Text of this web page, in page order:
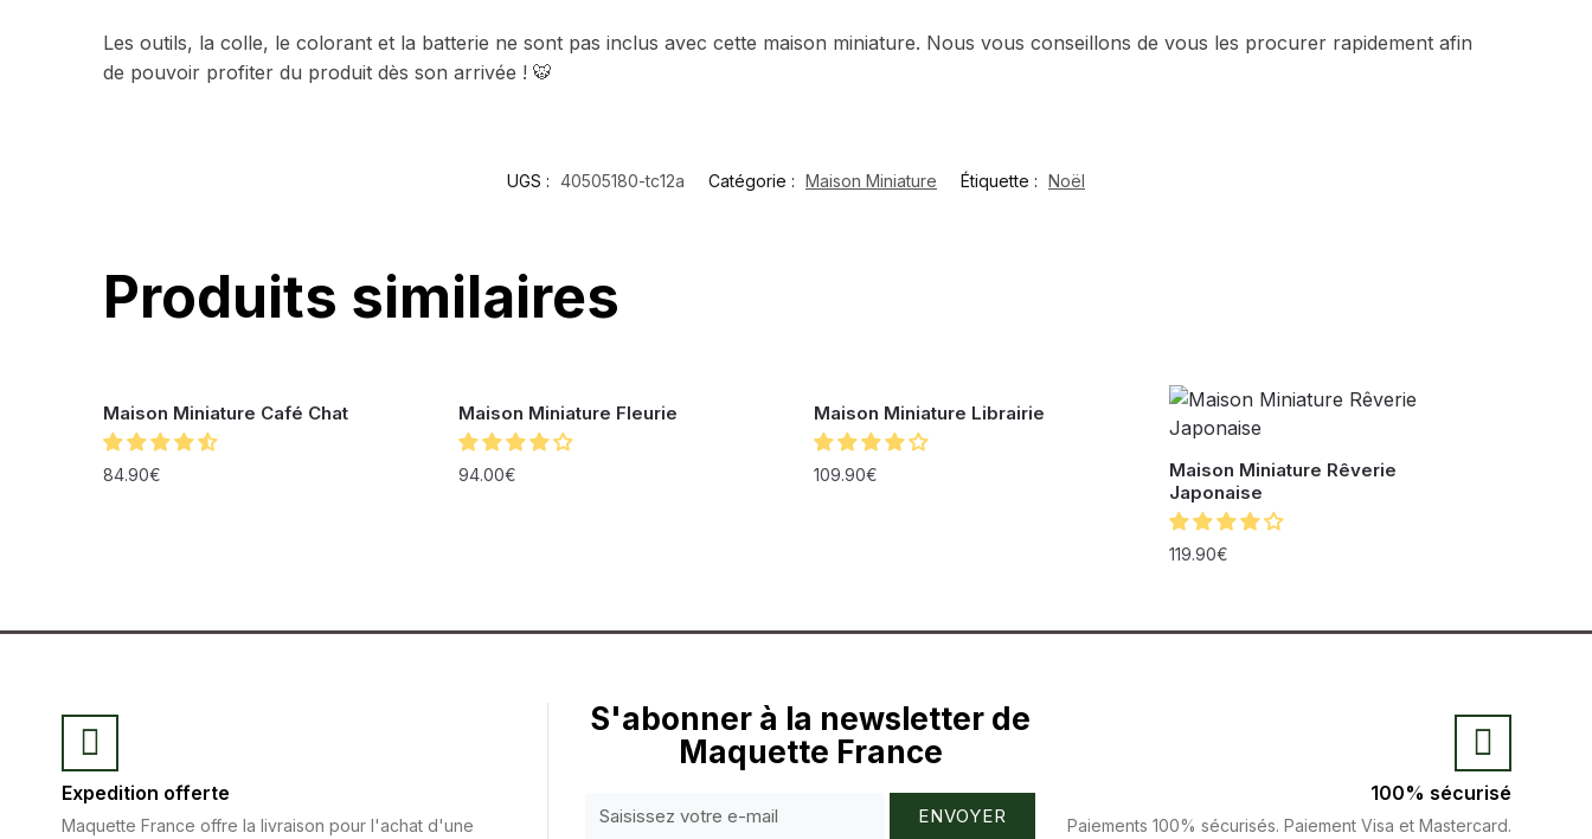
Les outils, la colle, le colorant et la batterie ne sont pas inclus avec cette maison miniature. Nous vous conseillons de vous les procurer rapidement afin
de pouvoir profiter du produit dès son arrivée !🐯
UGS : 40505180-tc12a Catégorie : Maison Miniature Étiquette : Noël
Produits similaires
Maison Miniature Café Chat
84.90€
Maison Miniature Fleurie
94.00€
Maison Miniature Librairie
109.90€
Maison Miniature Rêverie
Japonaise
119.90€
Expedition offerte
Maquette France offre la livraison pour l'achat d'une
S'abonner à la newsletter de
Maquette France
ENVOYER
100% sécurisé
Paiements 100% sécurisés. Paiement Visa et Mastercard.